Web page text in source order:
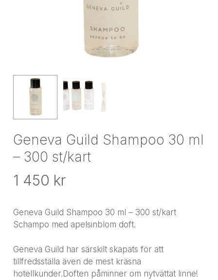
Geneva Guild Shampoo 30 ml
– 300 st/kart
1 450 kr
Geneva Guild Shampoo 30 ml – 300 st/kart
Schampo med apelsinblom doft.
Geneva Guild har särskilt skapats för att
tillfredsställa även de mest kräsna
hotellkunder.Doften påminner om nytvättat linne!